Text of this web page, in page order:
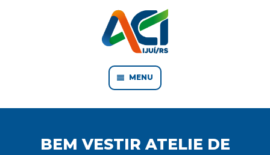
MENU
BEM VESTIR ATELIE DE